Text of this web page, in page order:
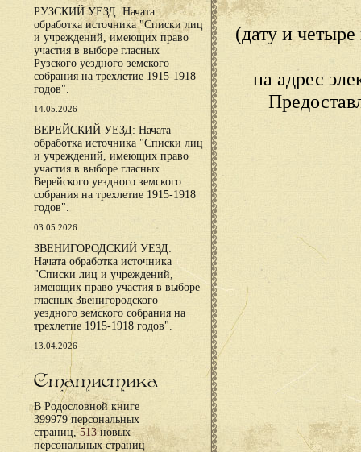
РУЗСКИЙ УЕЗД: Начата
обработка источника "Списки лиц
и учреждений, имеющих право
участия в выборе гласных
Рузского уездного земского
собрания на трехлетие 1915-1918
годов".
14.05.2026
ВЕРЕЙСКИЙ УЕЗД: Начата
обработка источника "Списки лиц
и учреждений, имеющих право
участия в выборе гласных
Верейского уездного земского
собрания на трехлетие 1915-1918
годов".
03.05.2026
ЗВЕНИГОРОДСКИЙ УЕЗД:
Начата обработка источника
"Списки лиц и учреждений,
имеющих право участия в выборе
гласных Звенигородского
уездного земского собрания на
трехлетие 1915-1918 годов".
13.04.2026
Статистика
В Родословной книге
399979 персональных
страниц,513новых
персональных страниц
(дату и
на адрес